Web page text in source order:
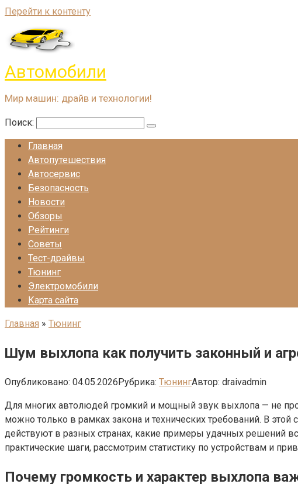
Перейти к контенту
Автомобили
Мир машин: драйв и технологии!
Поиск:
Главная
Автопутешествия
Автосервис
Безопасность
Новости
Обзоры
Рейтинги
Советы
Тест-драйвы
Тюнинг
Электромобили
Карта сайта
Главная » Тюнинг
Шум выхлопа как получить законный и
Опубликовано: 04.05.2026Рубрика: ТюнингАвтор: draivadmin
Для многих автолюдей громкий и мощный звук выхлопа — не
можно только в рамках закона и технических требований. В
действуют в разных странах, какие примеры удачных решений
практические шаги, рассмотрим статистику по устройствам и
Почему громкость и характер выхлопа